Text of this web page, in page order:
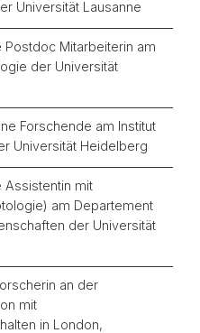
Universität Lausanne
Mitarbeiterin am
der Universität
Forschende am Institut
Universität Heidelberg
Assistentin mit
am Departement
der Universität
an der
mit
in London,